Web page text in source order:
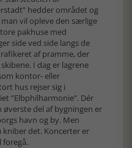
hedder området og
vil opleve den særlige
pakhuse med
side ved side langs de
af pramme, der
I dag er lagrene
kontor- eller
hus rejser sig i
”Elbphilharmonie”. Dér
øverste del af bygningen er
havn og by. Men
kniber det. Koncerter er